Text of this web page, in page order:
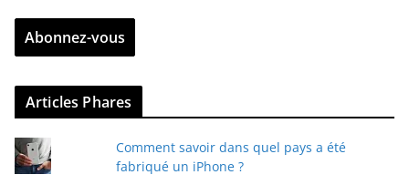
r
z
v
r
e
Abonnez-vous
Articles Phares
Comment savoir dans quel pays a été
fabriqué un iPhone ?